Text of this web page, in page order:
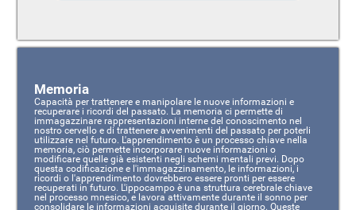
Memoria
Capacità per trattenere e manipolare le nuove informazioni e
recuperare i ricordi del passato. La memoria ci permette di
immagazzinare rappresentazioni interne del conoscimento nel
nostro cervello e di trattenere avvenimenti del passato per poterli
utilizzare nel futuro. L'apprendimento è un processo chiave nella
memoria, ciò permette incorporare nuove informazioni o
modificare quelle già esistenti negli schemi mentali previ. Dopo
questa codificazione e l'immagazzinamento, le informazioni, i
ricordi o l'apprendimento dovrebbero essere pronti per essere
recuperati in futuro. L'ippocampo è una struttura cerebrale chiave
nel processo mnesico, e lavora attivamente durante il sonno per
consolidare le informazioni acquisite durante il giorno. Queste